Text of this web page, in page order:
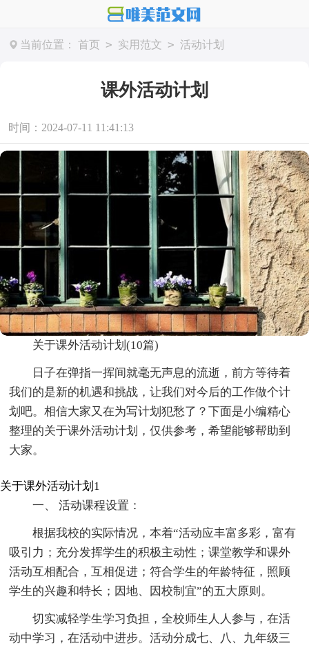
当前位置： 首页 > 实用范文 > 活动计划
课外活动计划
时间：2024-07-11 11:41:13
关于课外活动计划(10篇)
日子在弹指一挥间就毫无声息的流逝，前方等待着
我们的是新的机遇和挑战，让我们对今后的工作做个计
划吧。相信大家又在为写计划犯愁了？下面是小编精心
整理的关于课外活动计划，仅供参考，希望能够帮助到
大家。
关于课外活动计划1
一、 活动课程设置：
根据我校的实际情况，本着“活动应丰富多彩，富有
吸引力；充分发挥学生的积极主动性；课堂教学和课外
活动互相配合，互相促进；符合学生的年龄特征，照顾
学生的兴趣和特长；因地、因校制宜”的五大原则。
切实减轻学生学习负担，全校师生人人参与，在活
动中学习，在活动中进步。活动分成七、八、九年级三